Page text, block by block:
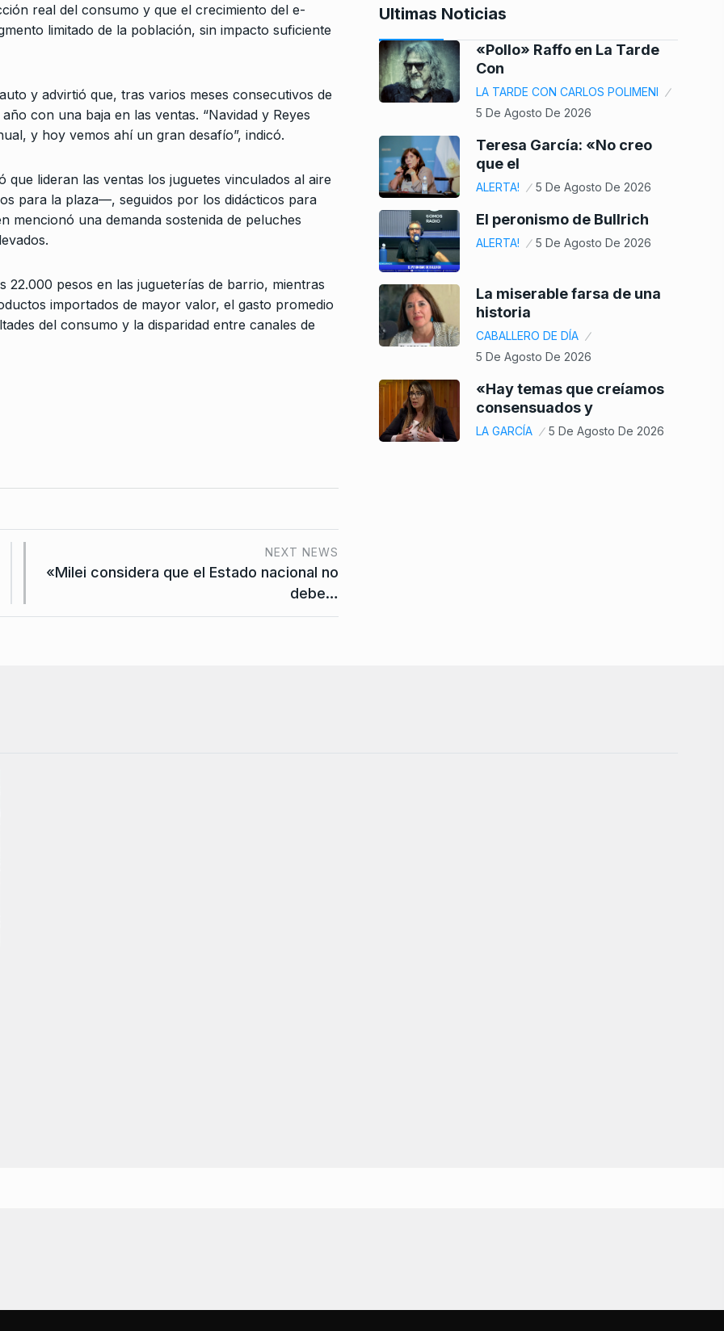
real del consumo y que el crecimiento del e-
limitado de la población, sin impacto suficiente
y advirtió que, tras varios meses consecutivos de
con una baja en las ventas. “Navidad y Reyes
y hoy vemos ahí un gran desafío”, indicó.
lideran las ventas los juguetes vinculados al aire
para la plaza—, seguidos por los didácticos para
mencionó una demanda sostenida de peluches
pesos en las jugueterías de barrio, mientras
importados de mayor valor, el gasto promedio
del consumo y la disparidad entre canales de
NEXT NEWS
«Milei considera que el Estado nacional no
debe…
Ultimas Noticias
«Pollo» Raffo en La Tarde
Con
LA TARDE CON CARLOS POLIMENI
5 De Agosto De 2026
Teresa García: «No creo
que el
ALERTA! 5 De Agosto De 2026
El peronismo de Bullrich
ALERTA! 5 De Agosto De 2026
La miserable farsa de una
historia
CABALLERO DE DÍA
5 De Agosto De 2026
«Hay temas que creíamos
consensuados y
LA GARCÍA 5 De Agosto De 2026